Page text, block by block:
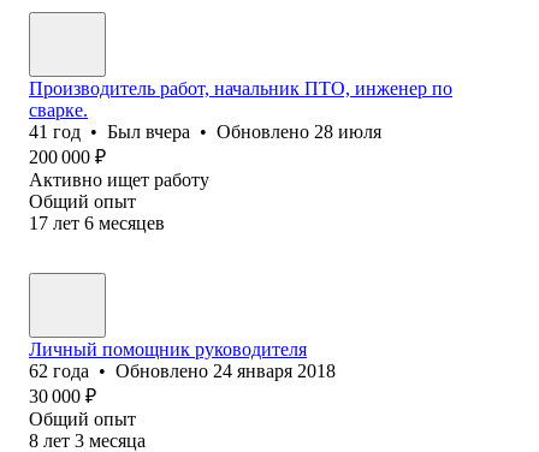
Производитель работ, начальник ПТО, инженер по
сварке.
41 год • Был вчера • Обновлено 28 июля
200 000 ₽
Активно ищет работу
Общий опыт
17 лет 6 месяцев
Личный помощник руководителя
62 года • Обновлено 24 января 2018
30 000 ₽
Общий опыт
8 лет 3 месяца